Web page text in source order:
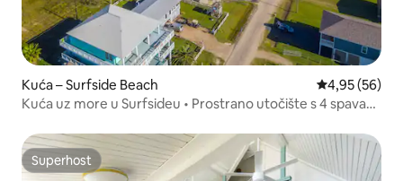
Kuća – Surfside Beach Prosječna
4,95 (56)
Kuća uz more u Surfsideu • Prostrano utočište s 4 spavaće
Superhost
Superhost